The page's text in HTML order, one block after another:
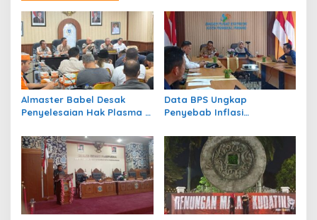
i
p
o
s
Almaster Babel Desak
Penyelesaian Hak Plasma 8
Tricakti, Tata Niaga Timah
dan Pengelolaan Kawasan
Hutan, DPRD Babel Janji
Kawal Aspirasi
Data BPS Ungkap
Penyebab Inflasi
Didominasi Transportasi
dan Pangan